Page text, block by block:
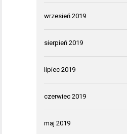
wrzesień 2019
sierpień 2019
lipiec 2019
czerwiec 2019
maj 2019